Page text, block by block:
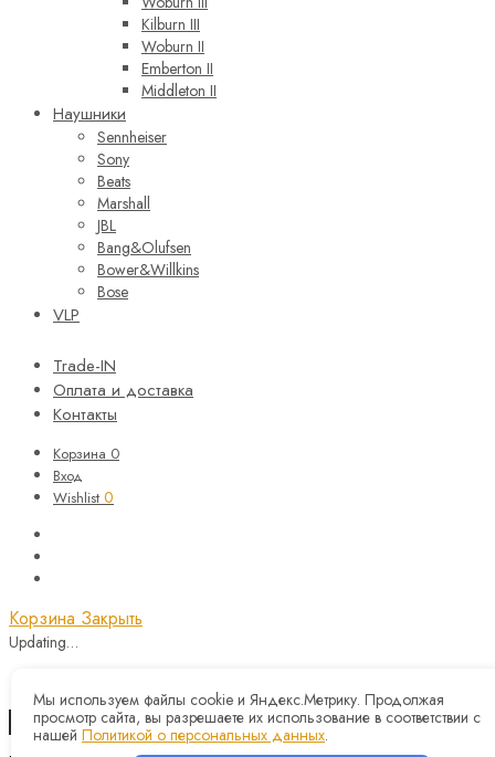
Kilburn III
Woburn II
Emberton II
Middleton II
Наушники
Sennheiser
Sony
Beats
Marshall
JBL
Bang&Olufsen
Bower&Willkins
Bose
VLP
Trade-IN
Оплата и доставка
Контакты
Корзина 0
Вход
Wishlist 0
Корзина Закрыть
Updating…
Продолжить покупки
Мы используем файлы cookie и Яндекс.Метрику. Продолжая
просмотр сайта, вы разрешаете их использование в соответствии с
нашей Политикой о персональных данных.